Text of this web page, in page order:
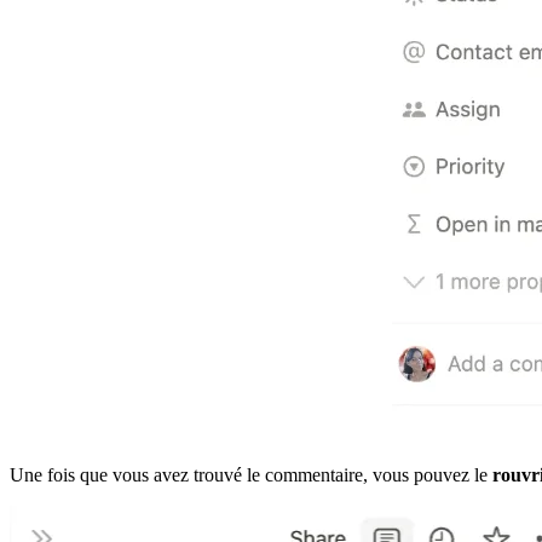
Une fois que vous avez trouvé le commentaire, vous pouvez le